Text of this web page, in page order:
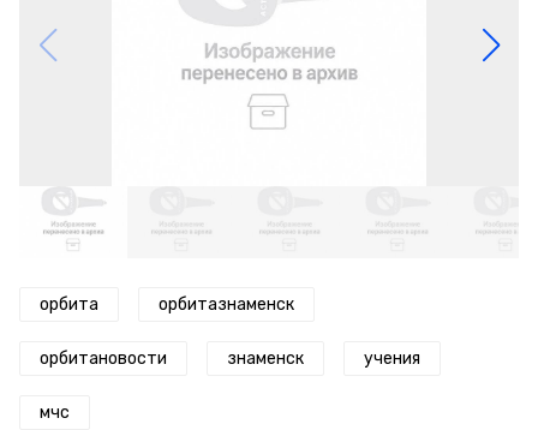
орбита орбитазнаменск
орбитановости знаменск учения
мчс